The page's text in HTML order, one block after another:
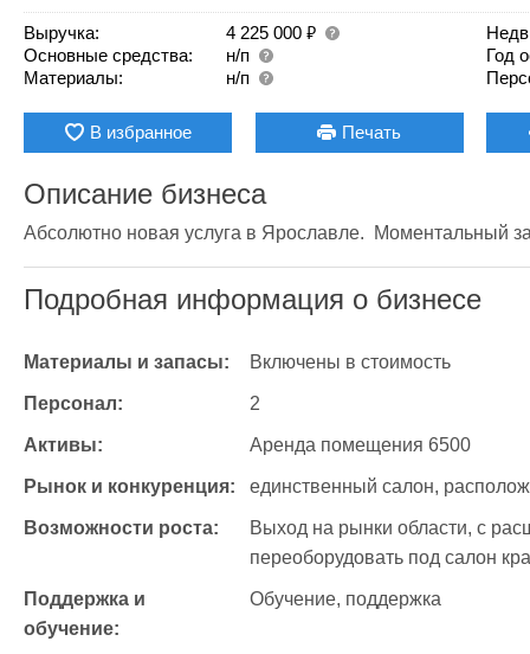
Выручка: 4 225 000₽
Основные средства:
н/п
Материалы:
н/п
Год
В избранное Печать
Описание бизнеса
Абсолютно новая услуга в Ярославле.  Моментальный
Подробная информация о бизнесе
Материалы и запасы: Включены в стоимость
Персонал: 2
Активы: Аренда помещения 6500
Рынок и конкуренция: единственный салон,
Возможности роста:
Выход на рынки области, с
переоборудовать под салон
Поддержка и
обучение:
Обучение, поддержка